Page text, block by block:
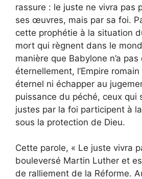
rassure : le juste ne vivra pas
ses œuvres, mais par sa foi.
cette prophétie à la situation
mort qui règnent dans le
manière que Babylone n’a pas
éternellement, l’Empire
éternel ni échapper au
puissance du péché, ceux qui
justes par la foi participent à
sous la protection de Dieu.
Cette parole, « Le juste vivra
bouleversé Martin Luther et
de ralliement de la Réforme.